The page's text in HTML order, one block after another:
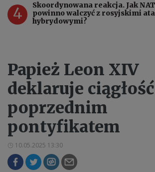
4
Skoordynowana reakcja. Jak
powinno walczyć z rosyjskimi
hybrydowymi?
Papież Leon XIV
deklaruje
poprzednim
pontyfikatem
10.05.2025 13:30